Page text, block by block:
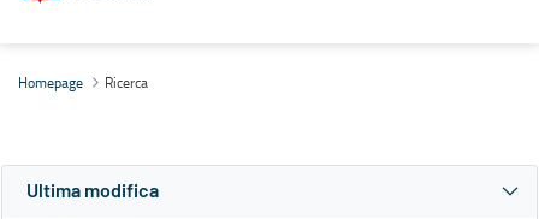
Homepage Ricerca
Ultima modifica